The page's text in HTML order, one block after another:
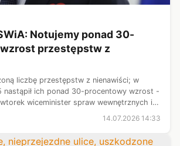
Notujemy ponad 30-
przestępstw z
liczbę przestępstw z nienawiści; w
nastąpił ich ponad 30-procentowy wzrost -
wiceminister spraw wewnętrznych i
Mroczek.
14.07.2026 14:33